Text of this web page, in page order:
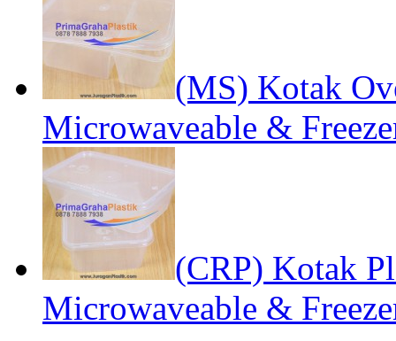
(MS) Kotak
Microwaveable &
(CRP) Kotak
Microwaveable &